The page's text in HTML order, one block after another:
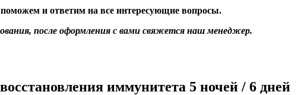
и ответим на все интересующие вопросы.
после оформления с вами свяжется наш менеджер.
иммунитета 5 ночей / 6 дней